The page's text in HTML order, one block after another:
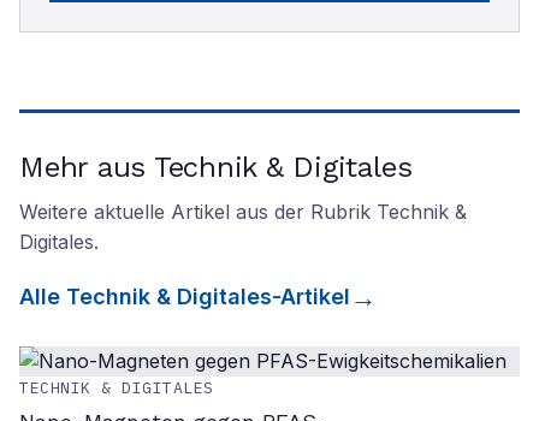
Mehr aus Technik & Digitales
Weitere aktuelle Artikel aus der Rubrik Technik &
Digitales.
Alle Technik & Digitales-Artikel
TECHNIK & DIGITALES